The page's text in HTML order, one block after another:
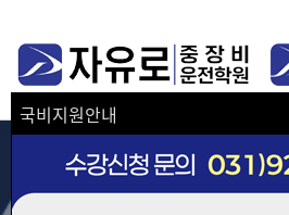
국비지원안내